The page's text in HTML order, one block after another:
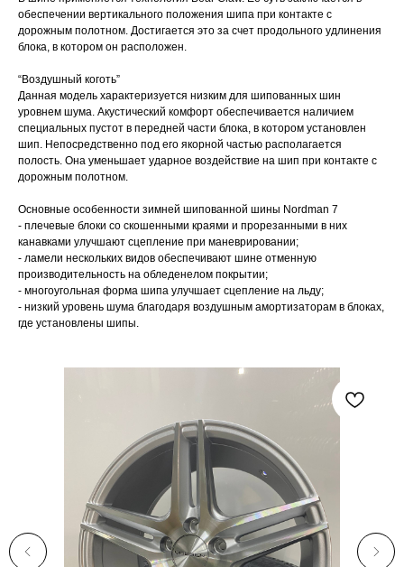
обеспечении вертикального положения шипа при контакте с
дорожным полотном. Достигается это за счет продольного удлинения
блока, в котором он расположен.
“Воздушный коготь”
Данная модель характеризуется низким для шипованных шин
уровнем шума. Акустический комфорт обеспечивается наличием
специальных пустот в передней части блока, в котором установлен
шип. Непосредственно под его якорной частью располагается
полость. Она уменьшает ударное воздействие на шип при контакте с
дорожным полотном.
Основные особенности зимней шипованной шины Nordman 7
- плечевые блоки со скошенными краями и прорезанными в них
канавками улучшают сцепление при маневрировании;
- ламели нескольких видов обеспечивают шине отменную
производительность на обледенелом покрытии;
- многоугольная форма шипа улучшает сцепление на льду;
- низкий уровень шума благодаря воздушным амортизаторам в блоках,
где установлены шипы.